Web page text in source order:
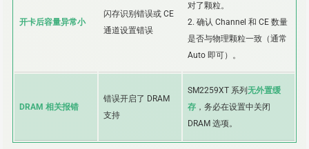
开卡后容量异常小
闪存识别错误或 CE
通道设置错误
对了颗粒。
2. 确认 Channel 和 CE 数量
是否与物理颗粒一致（通常
Auto 即可）。
DRAM 相关报错
错误开启了 DRAM
支持
SM2259XT 系列 无外置缓
存 ，务必在设置中关闭
DRAM 选项。